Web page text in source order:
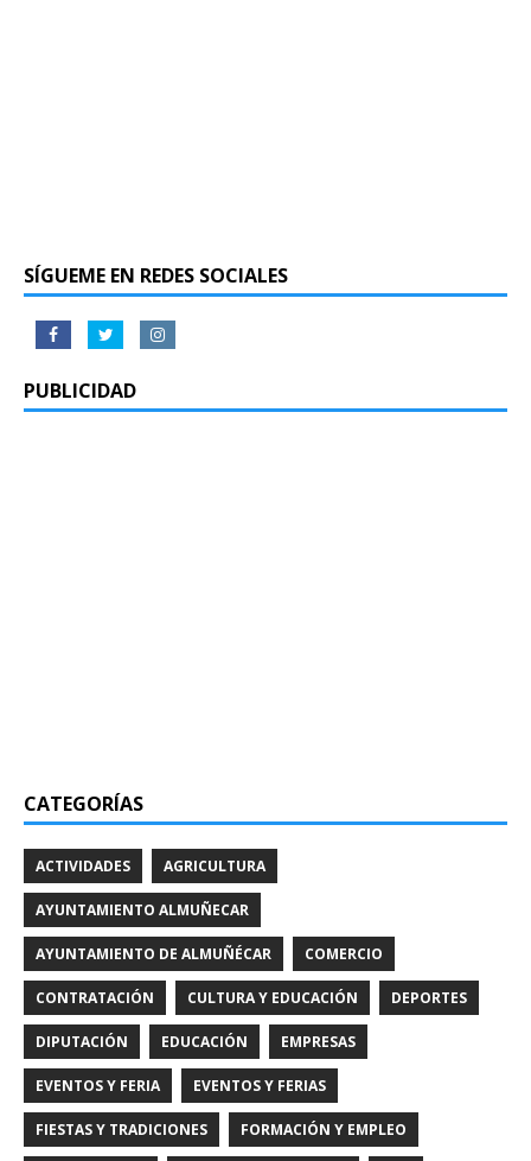
SÍGUEME EN REDES SOCIALES
PUBLICIDAD
CATEGORÍAS
ACTIVIDADES AGRICULTURA
AYUNTAMIENTO ALMUÑECAR
AYUNTAMIENTO DE ALMUÑÉCAR COMERCIO
CONTRATACIÓN CULTURA Y EDUCACIÓN DEPORTES
DIPUTACIÓN EDUCACIÓN EMPRESAS
EVENTOS Y FERIA EVENTOS Y FERIAS
FIESTAS Y TRADICIONES FORMACIÓN Y EMPLEO